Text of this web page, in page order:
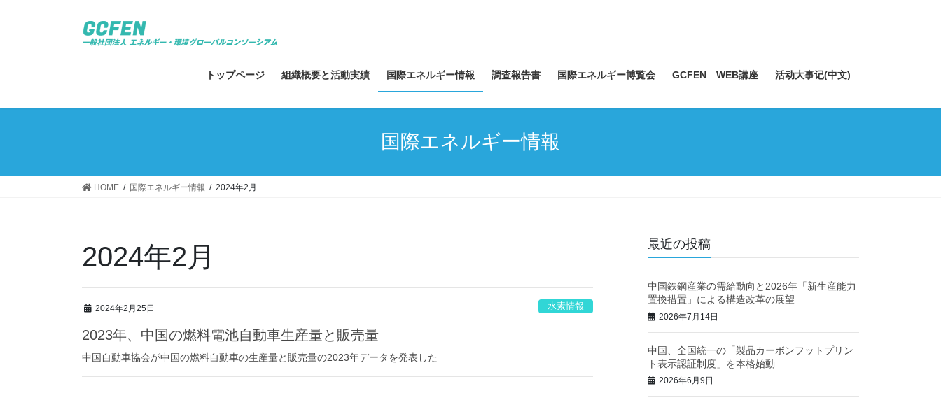
ス
ン
トップページ 組織概要と活動実績 国際エネルギー情報 調査報告書 国際エネルギー博覧会 GCFEN WEB講座 活动大事记(中文)
国際エネルギー情報
HOME 国際エネルギー情報 2024年2月
2024年2月
2024年2月25日 水素情報
2023年、中国の燃料電池自動車生産量と販売量
中国自動車協会が中国の燃料自動車の生産量と販売量の2023年データを発表した
最近の投稿
中国鉄鋼産業の需給動向と2026年「新生産能力
置換措置」による構造改革の展望
2026年7月14日
中国、全国統一の「製品カーボンフットプリン
ト表示認証制度」を本格始動
2026年6月9日